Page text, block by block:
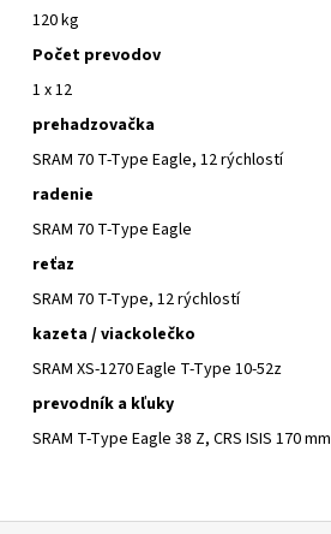
120 kg
Počet prevodov
1 x 12
prehadzovačka
SRAM 70 T-Type Eagle, 12 rýchlostí
radenie
SRAM 70 T-Type Eagle
reťaz
SRAM 70 T-Type, 12 rýchlostí
kazeta / viackolečko
SRAM XS-1270 Eagle T-Type 10-52z
prevodník a kľuky
SRAM T-Type Eagle 38 Z, CRS ISIS 170 mm